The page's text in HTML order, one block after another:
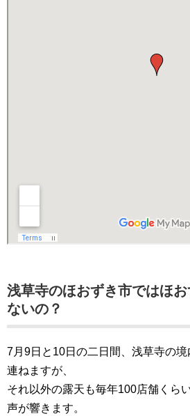
浅草寺のほおずき市ではほ
ないの？
7月9日と10日の二日間、浅草寺の
連ねますが、
それ以外の露天も毎年100店舗くら
声が響きます。